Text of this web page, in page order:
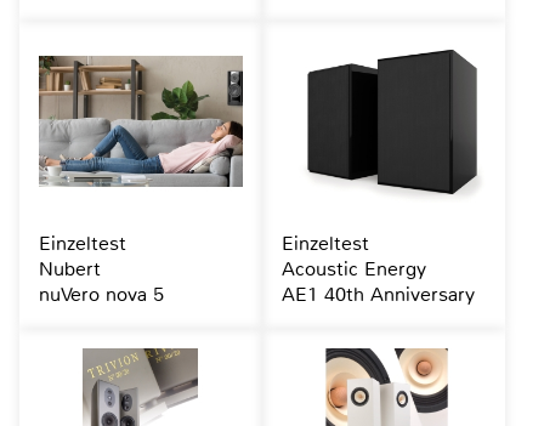
Einzeltest
Nubert
nuVero nova 5
Einzeltest
Acoustic Energy
AE1 40th Anniversary